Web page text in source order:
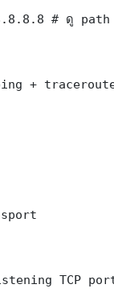
# ดู path
+
TCP